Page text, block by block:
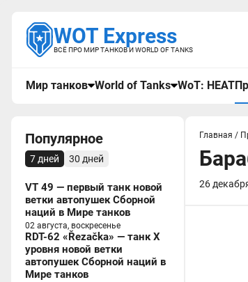
WOT Express
ВСЁ ПРО МИР ТАНКОВ И WORLD OF TANKS
Мир танков World of Tanks WoT: HEAT
Популярное
7 дней 30 дней
VT 49 — первый танк новой
ветки автопушек Сборной
наций в Мире танков
02 августа, воскресенье
RDT-62 «Řezačka» — танк X
уровня новой ветки
автопушек Сборной наций в
Мире танков
Главная /
26